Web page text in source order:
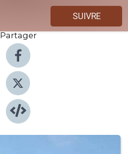
SUIVRE
Partager